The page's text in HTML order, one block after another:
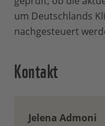
um Deutschlands
nachgesteuert
Kontakt
Jelena Admoni